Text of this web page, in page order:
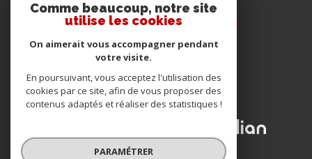
nous
adhérons
Comme beaucoup, notre site
utilise les cookies
On aimerait vous accompagner pendant
votre visite.
En poursuivant, vous acceptez l'utilisation des
cookies par ce site, afin de vous proposer des
contenus adaptés et réaliser des statistiques !
PARAMÉTRER